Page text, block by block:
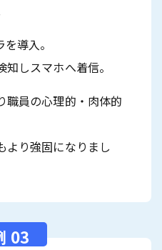
導入。
しスマホへ着信。
職員の心理的・肉体的
より強固になりまし